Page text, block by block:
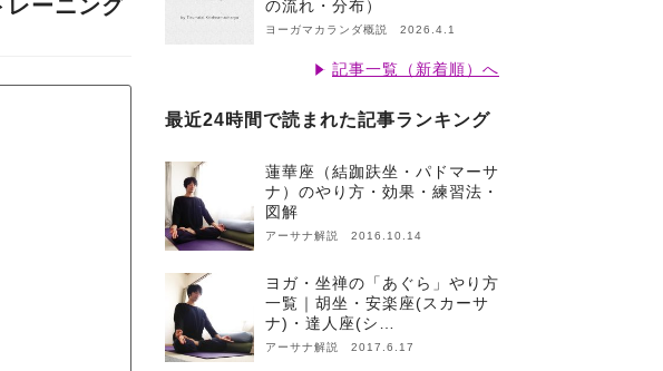
レーニング
の流れ・分布）
ヨーガマカランダ概説 2026.4.1
記事一覧（新着順）へ
最近24時間で読まれた記事ランキング
蓮華座（結跏趺坐・パドマーサ
ナ）のやり方・効果・練習法・
図解
アーサナ解説 2016.10.14
ヨガ・坐禅の「あぐら」やり方
一覧｜胡坐・安楽座(スカーサ
ナ)・達人座(シ…
アーサナ解説 2017.6.17